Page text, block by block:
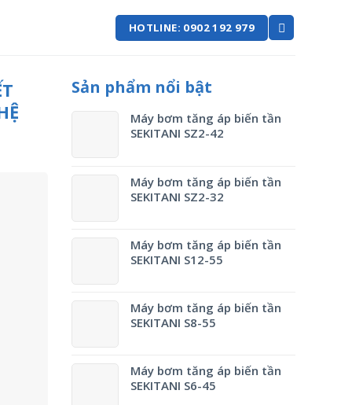
HOTLINE: 0902 192 979
Sản phẩm nổi bật
Máy bơm tăng áp biến tần
SEKITANI SZ2-42
Máy bơm tăng áp biến tần
SEKITANI SZ2-32
Máy bơm tăng áp biến tần
SEKITANI S12-55
Máy bơm tăng áp biến tần
SEKITANI S8-55
Máy bơm tăng áp biến tần
SEKITANI S6-45